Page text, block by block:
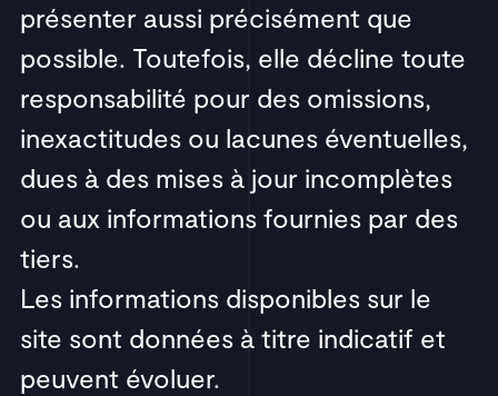
présenter aussi précisément que
possible. Toutefois, elle décline toute
responsabilité pour des omissions,
inexactitudes ou lacunes éventuelles,
dues à des mises à jour incomplètes
ou aux informations fournies par des
tiers.
Les informations disponibles sur le
site sont données à titre indicatif et
peuvent évoluer.